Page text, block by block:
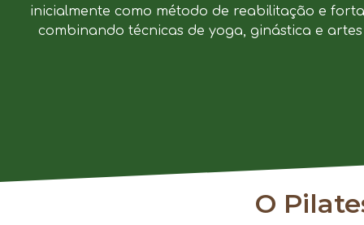
inicialmente como método de reabilitação e
combinando técnicas de yoga, ginástica e artes
O